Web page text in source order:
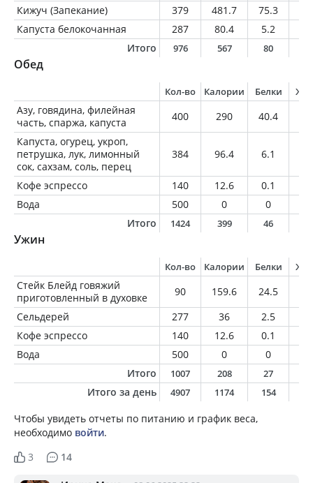
Кижуч (Запекание)
379 481.7 75.3
Капуста белокочанная
287 80.4 5.2
Итого
976 567 80
Обед
Кол-во Калории Белки
Азу, говядина, филейная
часть, спаржа, капуста
400 290 40.4
Капуста, огурец, укроп,
петрушка, лук, лимонный
сок, сахзам, соль, перец
384 96.4 6.1
Кофе эспрессо 140 12.6 0.1
Вода
500 0 0
Итого
1424 399 46
Ужин
Кол-во Калории Белки
Стейк Блейд говяжий
приготовленный в духовке
90 159.6 24.5
Сельдерей
277 36 2.5
Кофе эспрессо
140 12.6 0.1
Вода
500 0 0
Итого
1007 208 27
Итого за день 4907 1174 154
Чтобы увидеть отчеты по питанию и график веса,
необходимо войти.
3
14